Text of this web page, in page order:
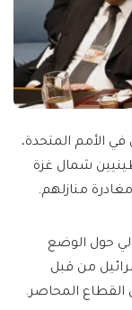
الأمم المتحدة،
شمال غزة
منازلهم.
حول الوضع
من قبل
القطاع المحاصر.